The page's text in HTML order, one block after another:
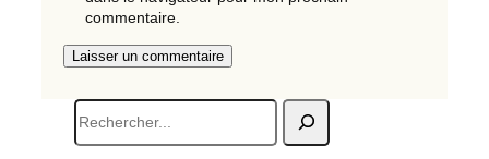
commentaire.
R
e
c